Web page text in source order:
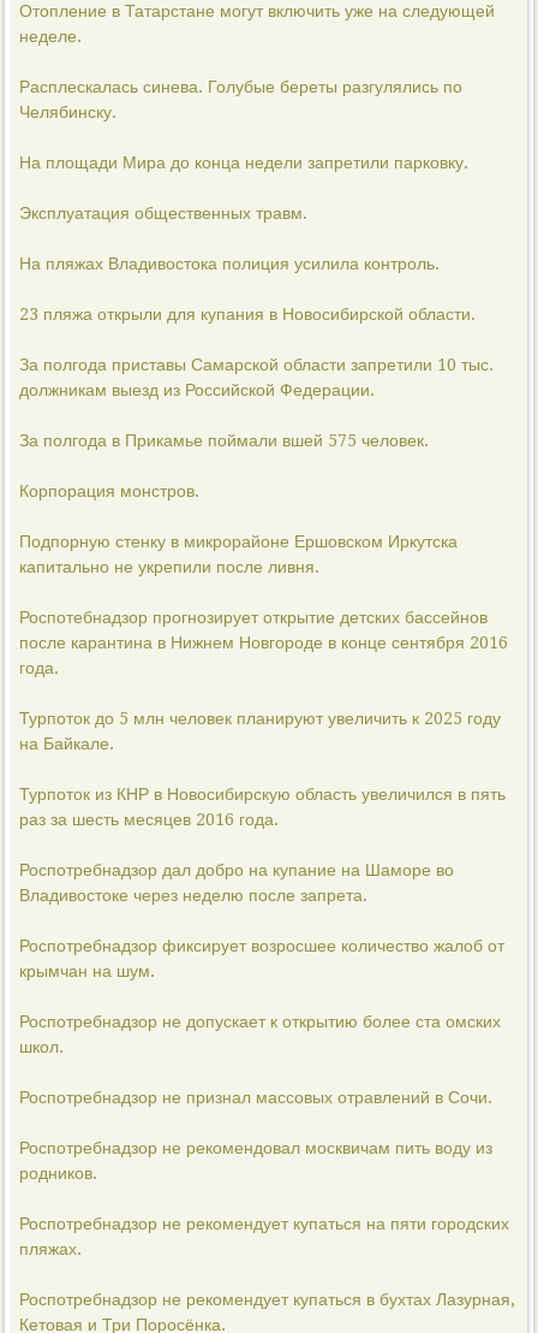
Отопление в Татарстане могут включить уже на следующей
неделе.
Расплескалась синева. Голубые береты разгулялись по
Челябинску.
На площади Мира до конца недели запретили парковку.
Эксплуатация общественных травм.
На пляжах Владивостока полиция усилила контроль.
23 пляжа открыли для купания в Новосибирской области.
За полгода приставы Самарской области запретили 10 тыс.
должникам выезд из Российской Федерации.
За полгода в Прикамье поймали вшей 575 человек.
Корпорация монстров.
Подпорную стенку в микрорайоне Ершовском Иркутска
капитально не укрепили после ливня.
Роспотебнадзор прогнозирует открытие детских бассейнов
после карантина в Нижнем Новгороде в конце сентября 2016
года.
Турпоток до 5 млн человек планируют увеличить к 2025 году
на Байкале.
Турпоток из КНР в Новосибирскую область увеличился в пять
раз за шесть месяцев 2016 года.
Роспотребнадзор дал добро на купание на Шаморе во
Владивостоке через неделю после запрета.
Роспотребнадзор фиксирует возросшее количество жалоб от
крымчан на шум.
Роспотребнадзор не допускает к открытию более ста омских
школ.
Роспотребнадзор не признал массовых отравлений в Сочи.
Роспотребнадзор не рекомендовал москвичам пить воду из
родников.
Роспотребнадзор не рекомендует купаться на пяти городских
пляжах.
Роспотребнадзор не рекомендует купаться в бухтах Лазурная,
Кетовая и Три Поросёнка.